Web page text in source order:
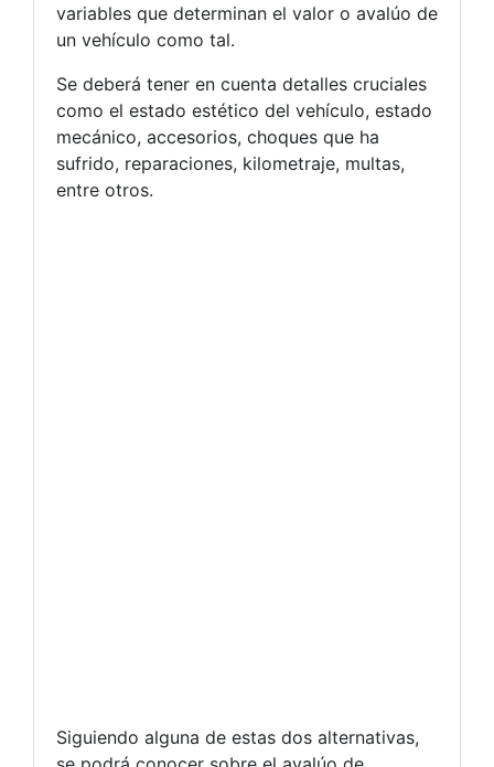
variables que determinan el valor o avalúo de
un vehículo como tal.
Se deberá tener en cuenta detalles cruciales
como el estado estético del vehículo, estado
mecánico, accesorios, choques que ha
sufrido, reparaciones, kilometraje, multas,
entre otros.
Siguiendo alguna de estas dos alternativas,